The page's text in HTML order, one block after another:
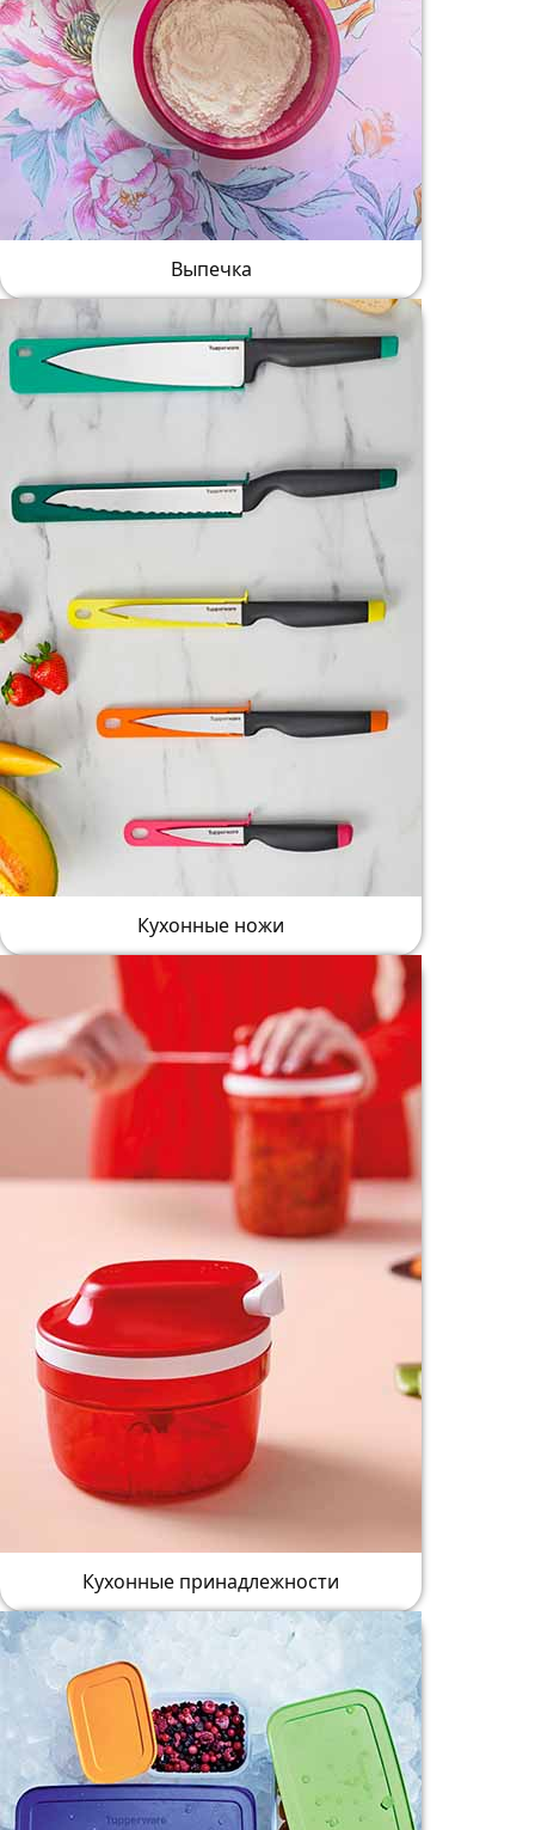
Выпечка
Кухонные ножи
Кухонные принадлежности